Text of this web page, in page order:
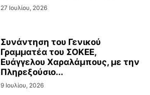
27 Ιουλίου, 2026
Συνάντηση του Γενικού
Γραμματέα του ΣΟΚΕΕ,
Ευάγγελου Χαραλάμπους, με την
Πληρεξούσιο...
9 Ιουλίου, 2026